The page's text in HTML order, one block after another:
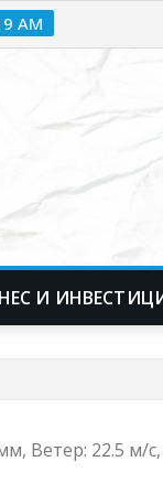
AM
И
Ветер: 22.5 м/